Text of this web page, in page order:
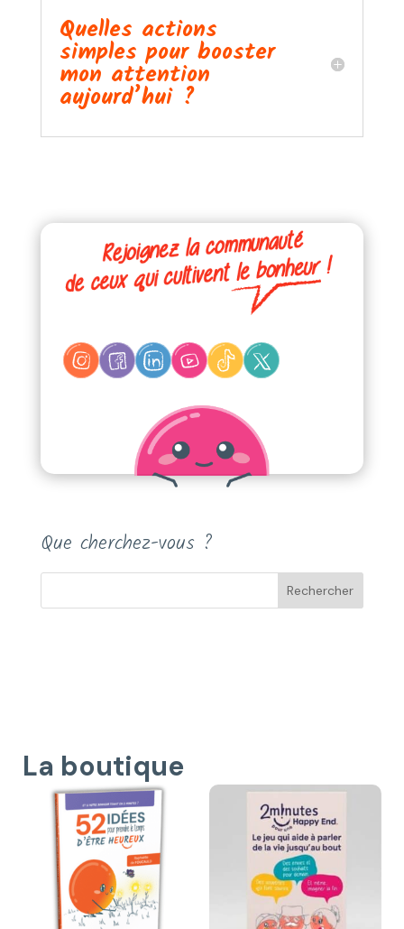
Quelles actions
simples pour booster
mon attention
aujourd’hui ?
Que cherchez-vous ?
La boutique